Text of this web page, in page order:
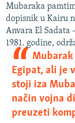
Mubaraka
dopisnik u Kairu
Anvara El Sadata
1981. godine,
Egipat, ali je
stoji iza
način vojna
preuzeti